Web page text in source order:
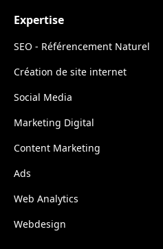
Expertise
SEO - Référencement Naturel
Création de site internet
Social Media
Marketing Digital
Content Marketing
Ads
Web Analytics
Webdesign